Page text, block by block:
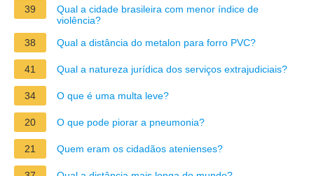
39
Qual a cidade brasileira com menor índice de
violência?
38
Qual a distância do metalon para forro PVC?
41 Qual a natureza jurídica dos serviços extrajudiciais?
34 O que é uma multa leve?
20 O que pode piorar a pneumonia?
21 Quem eram os cidadãos atenienses?